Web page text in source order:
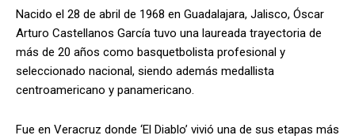
Nacido el 28 de abril de 1968 en Guadalajara, Jalisco, Óscar
Arturo Castellanos García tuvo una laureada trayectoria de
más de 20 años como basquetbolista profesional y
seleccionado nacional, siendo además medallista
centroamericano y panamericano.
Fue en Veracruz donde ‘El Diablo’ vivió una de sus etapas más